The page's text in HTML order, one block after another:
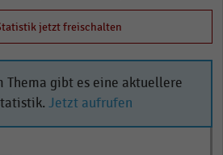
jetzt freischalten
Thema gibt es eine aktuellere
Jetzt aufrufen